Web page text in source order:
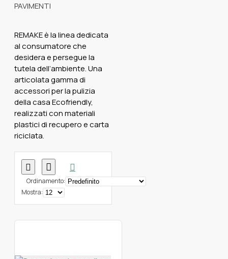
REMAKE è la linea dedicata
al consumatore che
desidera e persegue la
tutela dell’ambiente. Una
articolata gamma di
accessori per la pulizia
della casa Ecofriendly,
realizzati con materiali
plastici di recupero e carta
riciclata.
Ordinamento:
Mostra: